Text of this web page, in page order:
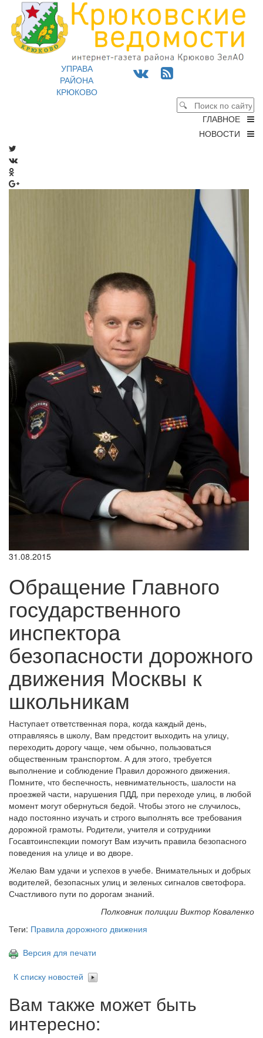
УПРАВА
РАЙОНА
КРЮКОВО
ГЛАВНОЕ
НОВОСТИ
31.08.2015
Обращение Главного
государственного
инспектора
безопасности дорожного
движения Москвы к
школьникам
Наступает ответственная пора, когда каждый день,
отправляясь в школу, Вам предстоит выходить на улицу,
переходить дорогу чаще, чем обычно, пользоваться
общественным транспортом. А для этого, требуется
выполнение и соблюдение Правил дорожного движения.
Помните, что беспечность, невнимательность, шалости на
проезжей части, нарушения ПДД, при переходе улиц, в любой
момент могут обернуться бедой. Чтобы этого не случилось,
надо постоянно изучать и строго выполнять все требования
дорожной грамоты. Родители, учителя и сотрудники
Госавтоинспекции помогут Вам изучить правила безопасного
поведения на улице и во дворе.
Желаю Вам удачи и успехов в учебе. Внимательных и добрых
водителей, безопасных улиц и зеленых сигналов светофора.
Счастливого пути по дорогам знаний.
Полковник полиции Виктор Коваленко
Теги: Правила дорожного движения
Версия для печати
К списку новостей
Вам также может быть
интересно: